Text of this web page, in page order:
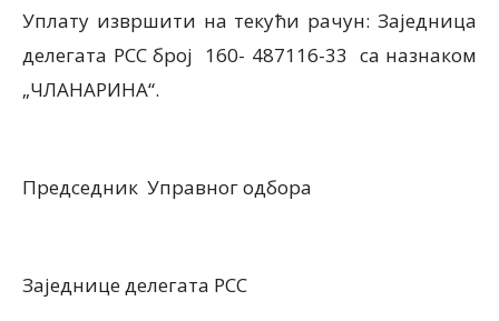
Уплату извршити на текући рачун: Заједница
делегата РСС број 160- 487116-33 са назнаком
„ЧЛАНАРИНА“.
Председник Управног одбора
Заједнице делегата РСС